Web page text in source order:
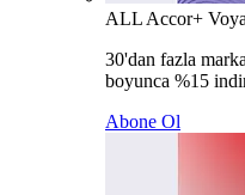
ALL Accor+
30'dan fazla
boyunca %15
Abone Ol